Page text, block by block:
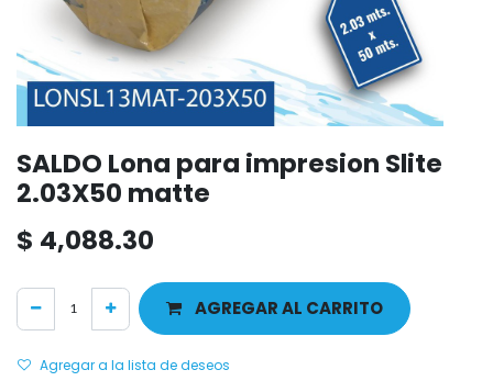
SALDO Lona para impresion Slite
2.03X50 matte
$ 4,088.30
AGREGAR AL CARRITO
Agregar a la lista de deseos